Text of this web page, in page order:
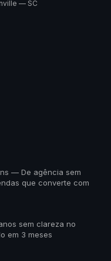
— SC
— De agência sem
que converte com
sem clareza no
em 3 meses